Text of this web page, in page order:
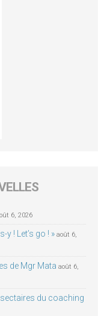
6, 2026
y ! Let’s go ! » août 6,
de Mgr Mata août 6,
du coaching